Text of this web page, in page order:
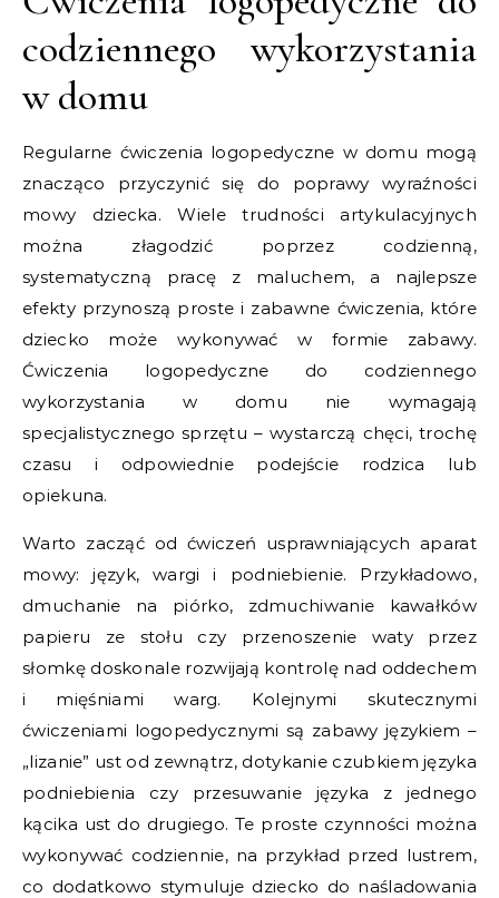
codziennego wykorzystania
w domu
Regularne ćwiczenia logopedyczne w domu mogą
znacząco przyczynić się do poprawy wyraźności
mowy dziecka. Wiele trudności artykulacyjnych
można złagodzić poprzez codzienną,
systematyczną pracę z maluchem, a najlepsze
efekty przynoszą proste i zabawne ćwiczenia, które
dziecko może wykonywać w formie zabawy.
Ćwiczenia logopedyczne do codziennego
wykorzystania w domu nie wymagają
specjalistycznego sprzętu – wystarczą chęci, trochę
czasu i odpowiednie podejście rodzica lub
opiekuna.
Warto zacząć od ćwiczeń usprawniających aparat
mowy: język, wargi i podniebienie. Przykładowo,
dmuchanie na piórko, zdmuchiwanie kawałków
papieru ze stołu czy przenoszenie waty przez
słomkę doskonale rozwijają kontrolę nad oddechem
i mięśniami warg. Kolejnymi skutecznymi
ćwiczeniami logopedycznymi są zabawy językiem –
„lizanie” ust od zewnątrz, dotykanie czubkiem języka
podniebienia czy przesuwanie języka z jednego
kącika ust do drugiego. Te proste czynności można
wykonywać codziennie, na przykład przed lustrem,
co dodatkowo stymuluje dziecko do naśladowania